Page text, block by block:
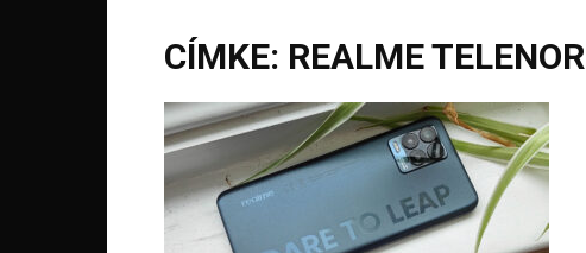
CÍMKE: REALME TELENOR